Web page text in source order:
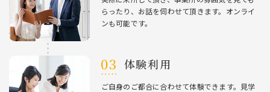
らったり、お話を伺わせて頂きます。オンライ
ンも可能です。
体験利⽤
ご⾃⾝のご都合に合わせて体験できます。⾒学